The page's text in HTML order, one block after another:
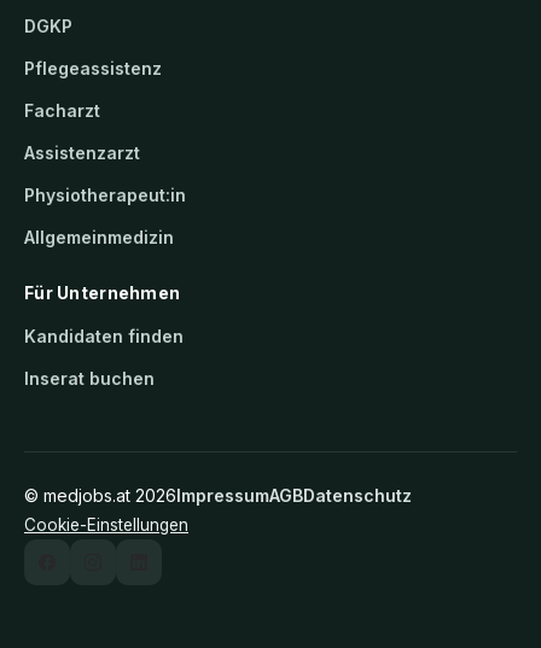
DGKP
Pflegeassistenz
Facharzt
Assistenzarzt
Physiotherapeut:in
Allgemeinmedizin
Für Unternehmen
Kandidaten finden
Inserat buchen
© medjobs.at 2026ImpressumAGBDatenschutz
Cookie-Einstellungen